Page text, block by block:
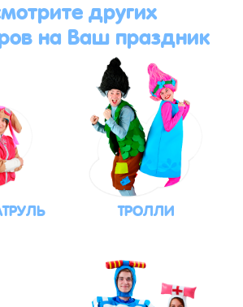
других
на Ваш праздник
ТРОЛЛИ